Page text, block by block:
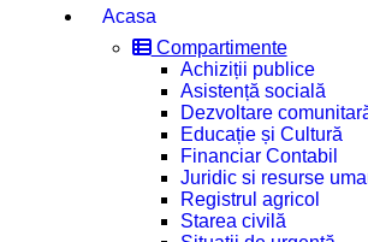
Acasa
Compartimente
Achiziții publice
Asistență socială
Dezvoltare
Educație și Cultură
Financiar Contabil
Juridic si resurse
Registrul agricol
Starea civilă